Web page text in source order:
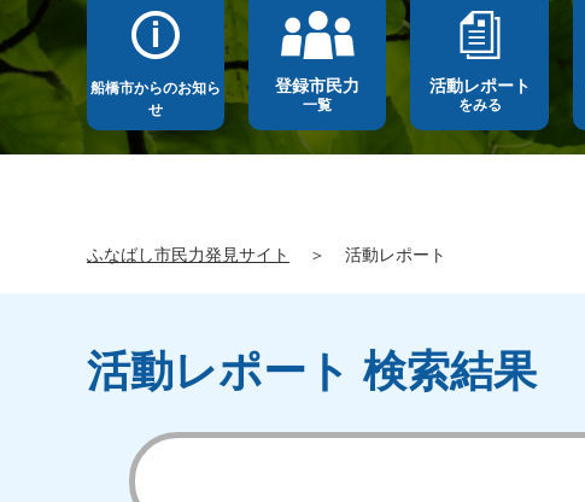
船橋市からのお知ら
せ
登録市民力
一覧
活動レポート
をみる
ふなばし市民力発見サイト ＞ 活動レポート
活動レポート 検索結果